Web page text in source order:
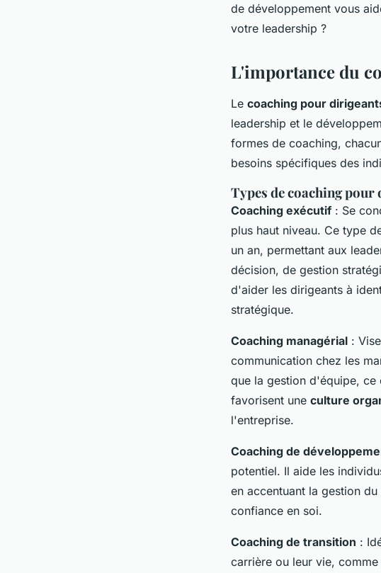
de développement vous
votre leadership ?
L'importance du
Le coaching pour
leadership et le
formes de coaching,
besoins spécifiques des
Types de coaching pour
Coaching exécutif : Se
plus haut niveau. Ce type
un an, permettant aux
décision, de gestion
d'aider les dirigeants à
stratégique.
Coaching managérial :
communication chez les
que la gestion d'équipe, ce
favorisent une culture
l'entreprise.
Coaching de
potentiel. Il aide les
en accentuant la gestion
confiance en soi.
Coaching de transition :
carrière ou leur vie,